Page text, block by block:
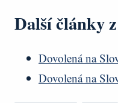
Další články
Dovolená na
Dovolená na